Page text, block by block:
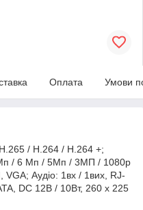
Оплата Умови
/ H.264 / H.264 +;
/ 6 Мп / 5Mп / 3MП / 1080p
Аудіо: 1вх / 1вих, RJ-
DC 12В / 10Вт, 260 x 225